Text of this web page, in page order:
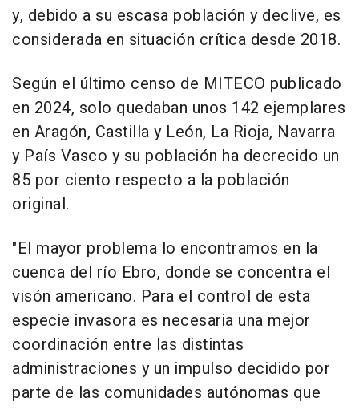
y, debido a su escasa población y declive, es
considerada en situación crítica desde 2018.
Según el último censo de MITECO publicado
en 2024, solo quedaban unos 142 ejemplares
en Aragón, Castilla y León, La Rioja, Navarra
y País Vasco y su población ha decrecido un
85 por ciento respecto a la población
original.
"El mayor problema lo encontramos en la
cuenca del río Ebro, donde se concentra el
visón americano. Para el control de esta
especie invasora es necesaria una mejor
coordinación entre las distintas
administraciones y un impulso decidido por
parte de las comunidades autónomas que